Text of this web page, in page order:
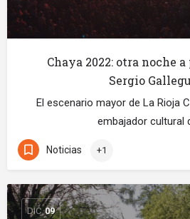
Chaya 2022: otra noche
Sergio
El escenario mayor de La Rioja
embajador cultural
Noticias +1
DIC 09